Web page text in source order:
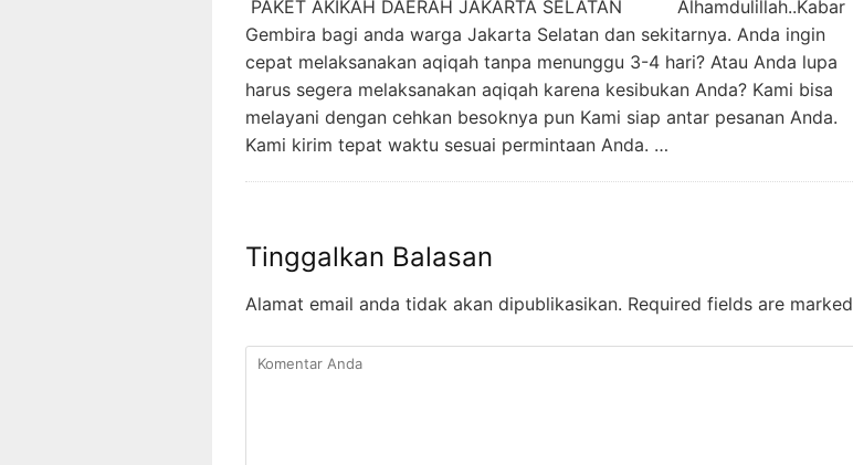
PAKET AKIKAH DAERAH JAKARTA SELATAN Alhamdulillah..Kabar
Gembira bagi anda warga Jakarta Selatan dan sekitarnya. Anda ingin
cepat melaksanakan aqiqah tanpa menunggu 3-4 hari? Atau Anda lupa
harus segera melaksanakan aqiqah karena kesibukan Anda? Kami bisa
melayani dengan cehkan besoknya pun Kami siap antar pesanan Anda.
Kami kirim tepat waktu sesuai permintaan Anda. …
Tinggalkan Balasan
Alamat email anda tidak akan dipublikasikan. Required fields are marked